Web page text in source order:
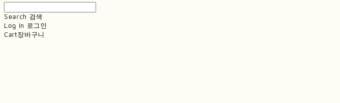
Search 검색
Log In 로그인
Cart장바구니